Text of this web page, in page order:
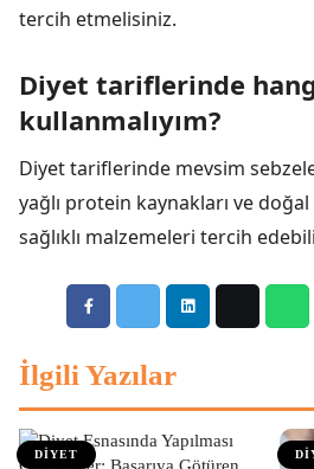
tercih etmelisiniz.
Diyet tariflerinde
kullanmalıyım?
Diyet tariflerinde mevsim
yağlı protein kaynakları ve doğal
sağlıklı malzemeleri tercih
İlgili Yazılar
DİYET